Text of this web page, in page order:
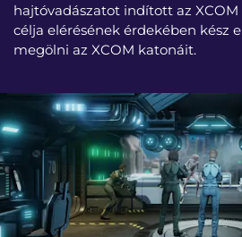
hajtóvadászatot indított az XCOM
célja elérésének érdekében kész
megölni az XCOM katonáit.